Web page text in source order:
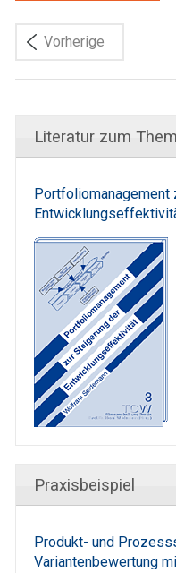
Vorherige
Literatur zum
Portfoliomanagement
Praxisbeispiel
Produkt- und
Variantenbewertung